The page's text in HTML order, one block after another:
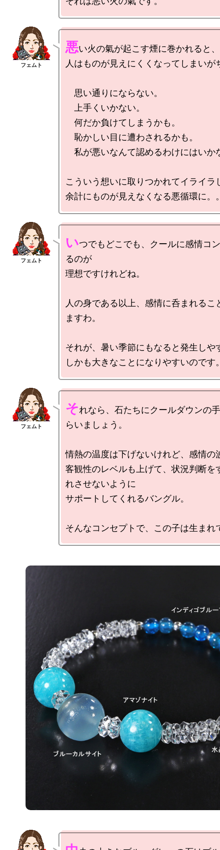
悪い火の氣が起こす煙に巻かれると、
人はものが見えにくくなってしまいが
思い通りにならない。
上手くいかない。
何だか負けてしまうかも。
恥かしい目に遭わされるかも。
私が悪いなんて認めるわけにはいか
こういう想いに取りつかれてイライラ
いつでもどこでも、クールに感情コ
るのが
理想ですけれどね。
人の身である以上、感情に呑まれるこ
ますわ。
それが、暑い季節にもなると発生しや
それなら、石たちにクールダウンの
らいましょう。
情熱の温度は下げないけれど、感情の
客観性のレベルも上げて、状況判断を
れさせないように
サポートしてくれるバングル。